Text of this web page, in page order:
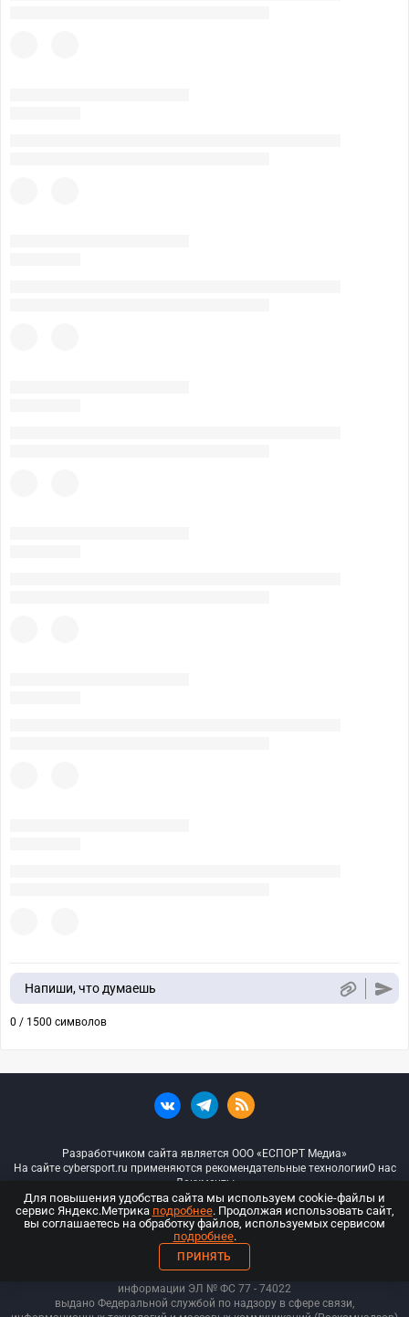
Напиши, что думаешь
0 / 1500 символов
Разработчиком сайта является ООО «ЕСПОРТ Медиа»
На сайте cybersport.ru применяются рекомендательные технологииО нас
Документы
© ООО «Киберспорт.ру» — Все права защищены
18+
ООО «Киберспорт.ру». Свидетельство о регистрации средств массовой
информации ЭЛ № ФС 77 - 74022
выдано Федеральной службой по надзору в сфере связи,
Для повышения удобства сайта мы используем cookie-файлы и
сервис Яндекс.Метрика подробнее. Продолжая использовать сайт,
вы соглашаетесь на обработку файлов, используемых сервисом
подробнее.
ПРИНЯТЬ